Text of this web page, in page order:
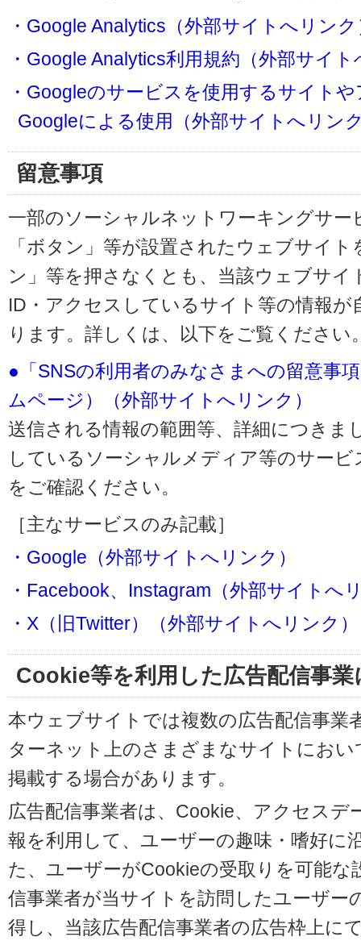
・Google Analytics（外部サイトへリンク
・Google Analytics利用規約（外部サイ
・Googleのサービスを使用するサイト
Googleによる使用（外部サイトへリン
留意事項
一部のソーシャルネットワーキングサー
「ボタン」等が設置されたウェブサイ
ン」等を押さなくとも、当該ウェブサイ
ID・アクセスしているサイト等の情報
ります。詳しくは、以下をご覧ください
●「SNSの利用者のみなさまへの留意事
ムページ）（外部サイトへリンク）
送信される情報の範囲等、詳細につきま
しているソーシャルメディア等のサー
をご確認ください。
［主なサービスのみ記載］
・Google（外部サイトへリンク）
・Facebook、Instagram（外部サイトへ
・X（旧Twitter）（外部サイトへリンク）
Cookie等を利用した広告配信事
本ウェブサイトでは複数の広告配信事業
ターネット上のさまざまなサイトにお
掲載する場合があります。
広告配信事業者は、Cookie、アクセスデ
報を利用して、ユーザーの趣味・嗜好に
た、ユーザーがCookieの受取りを可能
信事業者が当サイトを訪問したユーザー
得し、当該広告配信事業者の広告枠上に